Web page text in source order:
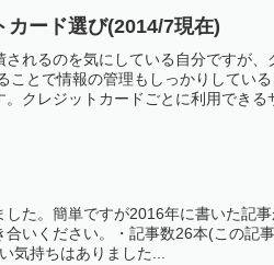
カード選び(2014/7現在)
れるのを気にしている自分ですが、
ことで情報の管理もしっかりしてい
クレジットカードごとに利用できる
た。簡単ですが2016年に書いた記
合いください。・記事数26本(この記
持ちはありました...